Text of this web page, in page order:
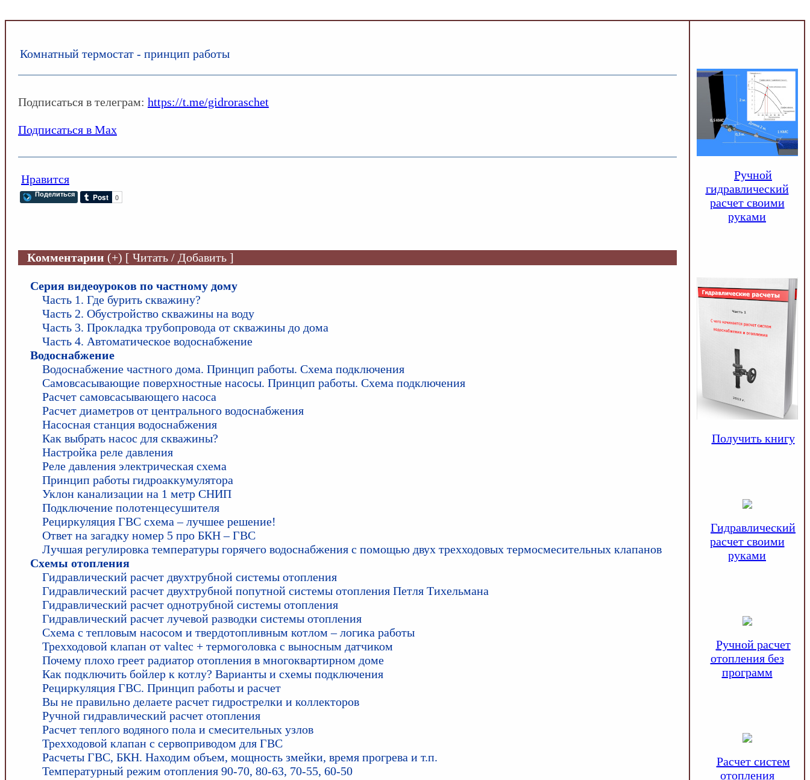
Комнатный термостат - принцип работы
Подписаться в телеграм: https://t.me/gidroraschet
Подписаться в Max
Нравится
Поделиться
Комментарии (+) [ Читать / Добавить ]
Серия видеоуроков по частному дому
Часть 1. Где бурить скважину?
Часть 2. Обустройство скважины на воду
Часть 3. Прокладка трубопровода от скважины до дома
Часть 4. Автоматическое водоснабжение
Водоснабжение
Водоснабжение частного дома. Принцип работы. Схема подключения
Самовсасывающие поверхностные насосы. Принцип работы. Схема подключения
Расчет самовсасывающего насоса
Расчет диаметров от центрального водоснабжения
Насосная станция водоснабжения
Как выбрать насос для скважины?
Настройка реле давления
Реле давления электрическая схема
Принцип работы гидроаккумулятора
Уклон канализации на 1 метр СНИП
Подключение полотенцесушителя
Рециркуляция ГВС схема – лучшее решение!
Ответ на загадку номер 5 про БКН – ГВС
Лучшая регулировка температуры горячего водоснабжения с помощью двух трехходовых термосмесительных клапанов
Схемы отопления
Гидравлический расчет двухтрубной системы отопления
Гидравлический расчет двухтрубной попутной системы отопления Петля Тихельмана
Гидравлический расчет однотрубной системы отопления
Гидравлический расчет лучевой разводки системы отопления
Схема с тепловым насосом и твердотопливным котлом – логика работы
Трехходовой клапан от valtec + термоголовка с выносным датчиком
Почему плохо греет радиатор отопления в многоквартирном доме
Как подключить бойлер к котлу? Варианты и схемы подключения
Рециркуляция ГВС. Принцип работы и расчет
Вы не правильно делаете расчет гидрострелки и коллекторов
Ручной гидравлический расчет отопления
Расчет теплого водяного пола и смесительных узлов
Трехходовой клапан с сервоприводом для ГВС
Расчеты ГВС, БКН. Находим объем, мощность змейки, время прогрева и т.п.
Температурный режим отопления 90-70, 80-63, 70-55, 60-50
Ручной
гидравлический
расчет своими
руками
Получить книгу
Гидравлический
расчет своими
руками
Ручной расчет
отопления без
программ
Расчет систем
отопления